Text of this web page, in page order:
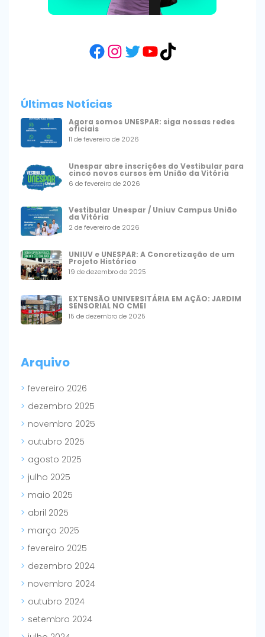
Facebook
Instagram
Twitter
YouTube
TikTok
Últimas Notícias
Agora somos UNESPAR: siga nossas redes
oficiais
11 de fevereiro de 2026
Unespar abre inscrições do Vestibular para
cinco novos cursos em União da Vitória
6 de fevereiro de 2026
Vestibular Unespar / Uniuv Campus União
da Vitória
2 de fevereiro de 2026
UNIUV e UNESPAR: A Concretização de um
Projeto Histórico
19 de dezembro de 2025
EXTENSÃO UNIVERSITÁRIA EM AÇÃO: JARDIM
SENSORIAL NO CMEI
15 de dezembro de 2025
Arquivo
fevereiro 2026
dezembro 2025
novembro 2025
outubro 2025
agosto 2025
julho 2025
maio 2025
abril 2025
março 2025
fevereiro 2025
dezembro 2024
novembro 2024
outubro 2024
setembro 2024